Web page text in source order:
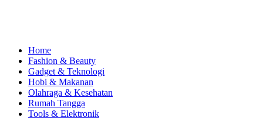
Home
Fashion & Beauty
Gadget & Teknologi
Hobi & Makanan
Olahraga & Kesehatan
Rumah Tangga
Tools & Elektronik